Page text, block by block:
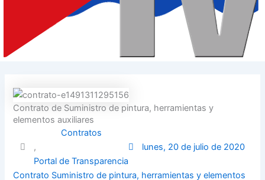
Contrato de Suministro de pintura, herramientas y
elementos auxiliares
Contratos
,
Portal de Transparencia
lunes, 20 de julio de 2020
Contrato Suministro de pintura, herramientas y elementos